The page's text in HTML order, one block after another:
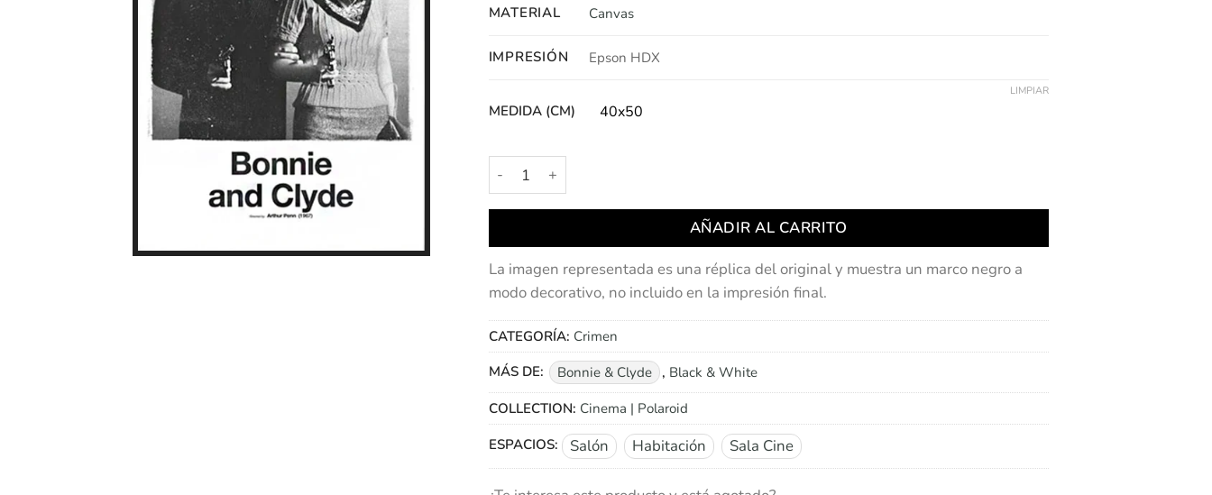
MATERIAL Canvas
IMPRESIÓN Epson HDX
MEDIDA (CM) 40x50
LIMPIAR
Bonnie & Clyde | 1967 cantidad
AÑADIR AL CARRITO
La imagen representada es una réplica del original y muestra un marco negro a
modo decorativo, no incluido en la impresión final.
CATEGORÍA: Crimen
MÁS DE:
Bonnie & Clyde , Black & White
COLLECTION: Cinema | Polaroid
ESPACIOS: Salón Habitación Sala Cine